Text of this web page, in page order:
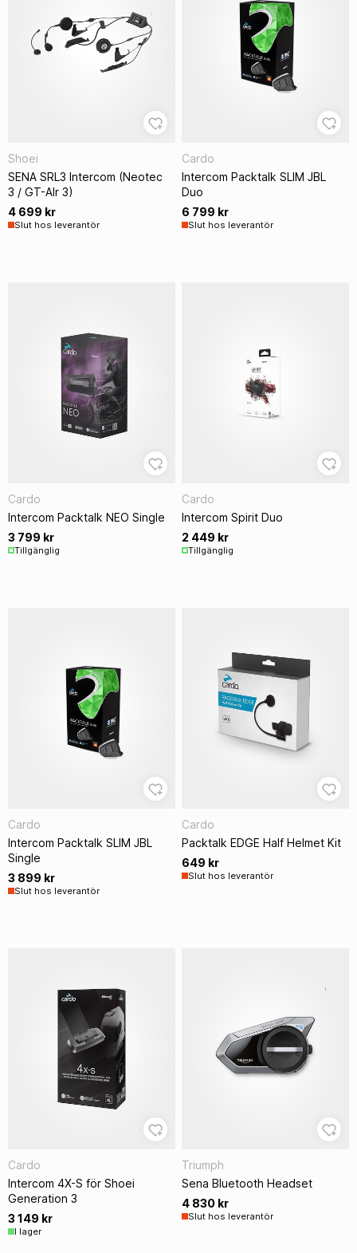
Shoei
SENA SRL3 Intercom (Neotec
3 / GT-AIr 3)
4 699 kr
Slut hos leverantör
Cardo
Intercom Packtalk SLIM JBL
Duo
6 799 kr
Slut hos leverantör
Cardo
Intercom Packtalk NEO Single
3 799 kr
Tillgänglig
Cardo
Intercom Spirit Duo
2 449 kr
Tillgänglig
Cardo
Intercom Packtalk SLIM JBL
Single
3 899 kr
Slut hos leverantör
Cardo
Packtalk EDGE Half Helmet Kit
649 kr
Slut hos leverantör
Cardo
Intercom 4X-S för Shoei
Generation 3
3 149 kr
I lager
Triumph
Sena Bluetooth Headset
4 830 kr
Slut hos leverantör